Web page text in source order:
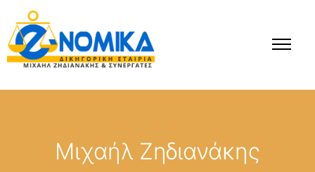
Μιχαήλ Ζηδιανάκης